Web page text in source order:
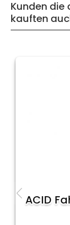
Kunden die
kauften
ACID